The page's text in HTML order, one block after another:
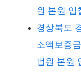
원 본원 입
경상북도
소액보증
법원 본원